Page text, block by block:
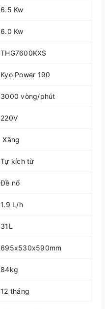
6.5 Kw
6.0 Kw
THG7600KXS
Kyo Power 190
3000 vòng/phút
220V
Xăng
Tự kích từ
Đề nổ
1.9 L/h
31L
695x530x590mm
84kg
12 tháng